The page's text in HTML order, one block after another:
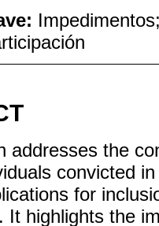
addresses the
convicted
for
It highlights the